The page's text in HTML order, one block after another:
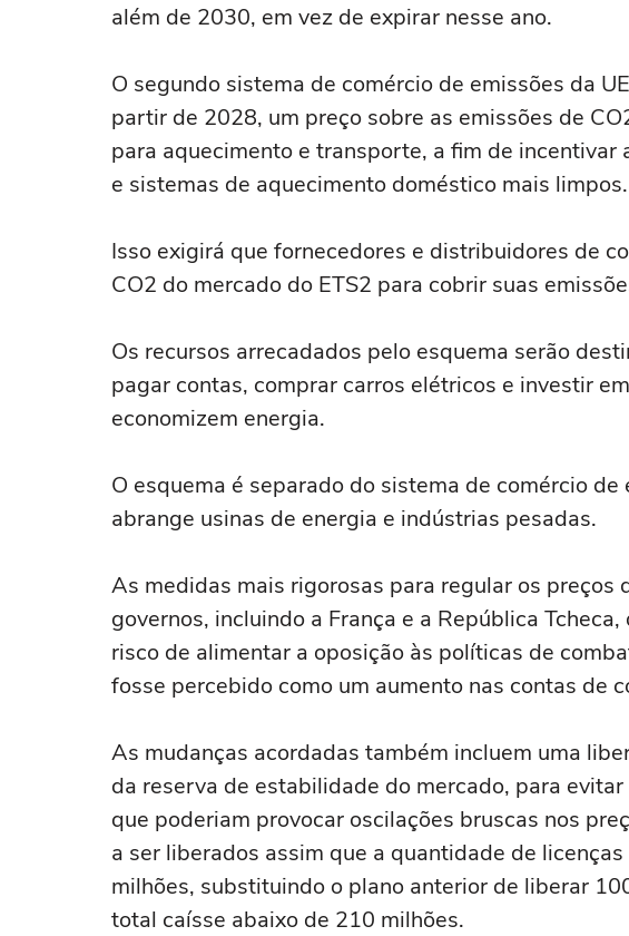
além de 2030, em vez de expirar nesse ano.
O segundo sistema de comércio de emissões ‌da
partir de 2028, um preço ‌sobre as emissões de
para aquecimento e transporte, a fim de incentivar
e sistemas de aquecimento doméstico ‌mais limpos.
Isso exigirá que ‌fornecedores e distribuidores de
CO2 do mercado do ETS2 para cobrir suas
Os recursos arrecadados pelo esquema serão
pagar contas, comprar carros elétricos ⁠e investir
economizem energia.
O esquema é separado do sistema de comércio
abrange usinas de energia e indústrias pesadas.
As medidas mais rigorosas para regular os preços
‌governos, incluindo a França e a República
risco de alimentar a oposição às políticas de
fosse percebido como um aumento nas contas de
As mudanças acordadas também incluem uma
da reserva de estabilidade do mercado, para
que poderiam provocar oscilações bruscas nos
a ser liberados assim que a quantidade de
milhões, substituindo o plano anterior de liberar
total caísse abaixo de 210 milhões.